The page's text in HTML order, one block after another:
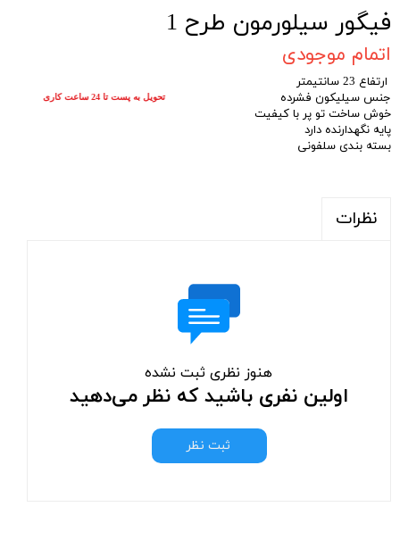
فیگور سیلورمون طرح 1
اتمام موجودی
ارتفاع 23 سانتیمتر
جنس سیلیکون فشرده
خوش ساخت تو پر با کیفیت
پایه نگهدارنده دارد
بسته بندی سلفونی
نظرات
هنوز نظری ثبت نشده
اولین نفری باشید که نظر می‌دهید
ثبت نظر
تحویل به پست تا 24 ساعت کاری